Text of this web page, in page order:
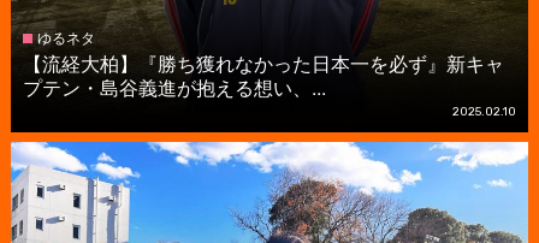
ゆるネタ
【流経大柏】『勝ち獲れなかった日本一を必ず』新キャ
プテン・島谷義進が抱える想い、...
2025.02.10